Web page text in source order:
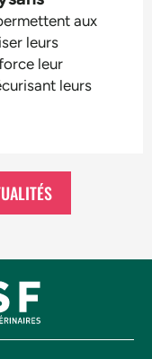
aux
leurs
leur
leurs